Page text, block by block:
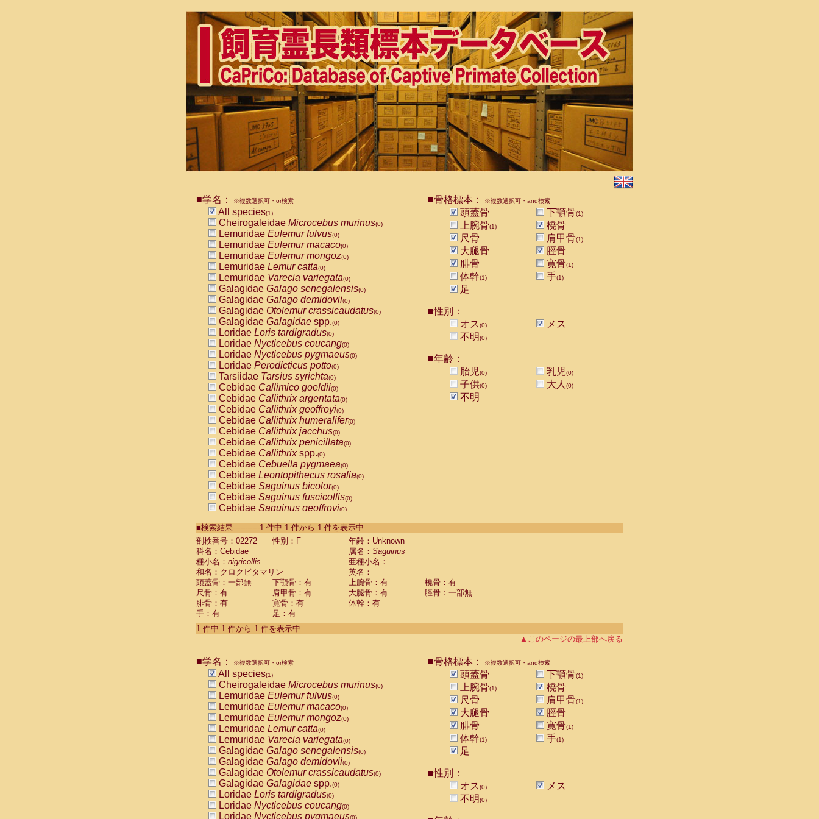
■学名： ※複数選択可・or検索
All species(1)
Cheirogaleidae Microcebus murinus(0)
Lemuridae Eulemur fulvus(0)
Lemuridae Eulemur macaco(0)
Lemuridae Eulemur mongoz(0)
Lemuridae Lemur catta(0)
Lemuridae Varecia variegata(0)
Galagidae Galago senegalensis(0)
Galagidae Galago demidovii(0)
Galagidae Otolemur crassicaudatus(0)
Galagidae Galagidae spp.(0)
Loridae Loris tardigradus(0)
Loridae Nycticebus coucang(0)
Loridae Nycticebus pygmaeus(0)
Loridae Perodicticus potto(0)
Tarsiidae Tarsius syrichta(0)
Cebidae Callimico goeldii(0)
Cebidae Callithrix argentata(0)
Cebidae Callithrix geoffroyi(0)
Cebidae Callithrix humeralifer(0)
Cebidae Callithrix jacchus(0)
Cebidae Callithrix penicillata(0)
Cebidae Callithrixspp.(0)
Cebidae Cebuella pygmaea(0)
Cebidae Leontopithecus rosalia(0)
Cebidae Saguinus bicolor(0)
Cebidae Saguinus fuscicollis(0)
Cebidae Saguinus geoffroyi(0)
CebidaeSaguinus labiatus(0)
Cebidae Saguinus leucopus (0)
Cebidae
CebidaeSaguinus mystax
CebidaeSaguinus nigricollis (1)
Cebidae Saguinus oedipus
Cebidae Saguinus weddelli
Cebidae Saguinusspp.
Cebidae Aotus trivirgatus
Cebidae Cebus albifrons
CebidaeCebus nigrivittatus
CebidaeCebus
CebidaeSaimiri boliviensis(0)
CebidaeSaimiri sciureus(0)
AtelidaeAlouatta caraya(0)
AtelidaeAlouatta fusca(0)
AtelidaeAlouatta seniculus
AtelidaeAlouattaspp.(0)
AtelidaeAteles belzebuth(0)
AtelidaeAteles geoffroyi(0)
AtelidaeAteles paniscus(0)
AtelidaeAtelesspp.(0)
Atelidae Lagothrix lagothricha
AtelidaeLagothrix lagothricha cana
PitheciidaeCacajao calvus rubicundus
■骨格標本： ※複数選択可・and検索
頭蓋骨 下顎骨(1)
上腕骨(1)
橈骨
尺骨
肩甲骨(1)
大腿骨
脛骨
腓骨
寛骨(1)
体幹(1) 手(1)
足
■性別：
オス(0)
メス
不明(0)
■年齢：
胎児(0) 乳児(0)
子供(0) 大人 (0)
不明
■検索結果-----------1 件中 1 件から 1 件を表示中
剖検番号：02272
性別：F
年齢：Unknown
科名：Cebidae
属名： Saguinus
種小名： nigricollis
亜種小名：
和名：クロクビタマリン
英名：
頭蓋骨：一部無
下顎骨：有 上腕骨：有
橈骨：有
尺骨：有
肩甲骨：有 大腿骨：有
脛骨：一部無
腓骨：有
寛骨：有
体幹：有
手：有
足：有
1 件中 1 件から 1 件を表示中
▲このページの最上部へ戻る
■学名： ※複数選択可・or検索
All species(1)
Cheirogaleidae Microcebus murinus(0)
Lemuridae Eulemur fulvus(0)
Lemuridae Eulemur macaco(0)
Lemuridae Eulemur mongoz(0)
Lemuridae Lemur catta(0)
Lemuridae Varecia variegata(0)
Galagidae Galago senegalensis(0)
Galagidae Galago demidovii(0)
Galagidae Otolemur crassicaudatus(0)
Galagidae Galagidae spp.(0)
Loridae Loris tardigradus(0)
Loridae Nycticebus coucang(0)
Loridae Nycticebus pygmaeus(0)
■骨格標本： ※複数選択可・and検索
頭蓋骨 下顎骨(1)
上腕骨(1)
橈骨
尺骨
肩甲骨(1)
大腿骨
脛骨
腓骨
寛骨(1)
体幹(1) 手(1)
足
■性別：
オス(0)
メス
不明(0)